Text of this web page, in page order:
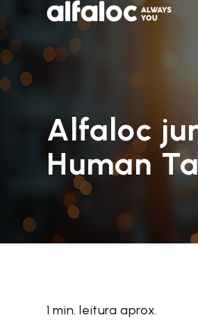
Alfaloc
Human
1 min. leitura aprox.